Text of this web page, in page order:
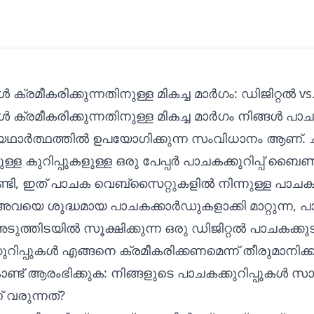
മികച്ച മാർഗം: ഡിജിറ്റൽ
ക്രമീകരിക്കുന്നതിനുള്ള മികച്ച മാർഗം നിങ്ങൾ
ഉപയോഗിക്കുന്ന സംവിധാനം ആണ്.
കുറിപ്പുകളുള്ള ഒരു പേപ്പർ പാചകക്കുറിപ്പ്
ഇത് പാചക വെബ്സൈറ്റുകളിൽ നിന്നുള്ള
ശുദ്ധമായ പാചകക്കാർഡുകളാക്കി മാറ്റുന്ന,
സൂക്ഷിക്കുന്ന ഒരു ഡിജിറ്റൽ
എങ്ങനെ ക്രമീകരിക്കണമെന്ന്
ആരംഭിക്കുക: നിങ്ങളുടെ പാചകക്കുറിപ്പുകൾ
വരുന്നത്?